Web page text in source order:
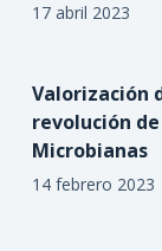
17 abril 2023
Valorización
revolución
Microbianas
14 febrero 2023